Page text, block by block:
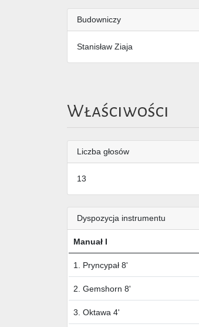
Budowniczy
Stanisław Ziaja
Właściwości
Liczba głosów
13
Dyspozycja instrumentu
Manuał I
1. Pryncypał 8'
2. Gemshorn 8'
3. Oktawa 4'